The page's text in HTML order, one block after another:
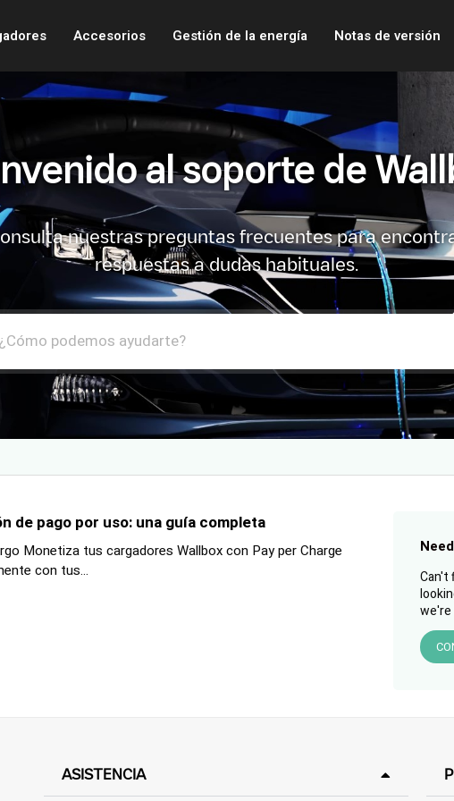
Accesorios Gestión de la energía Notas de versión
al soporte de
nuestras preguntas frecuentes para
respuestas a dudas habituales.
de pago por uso: una guía completa
Monetiza tus cargadores Wallbox con Pay per Charge
con tus...
Can't
we're
ASISTENCIA